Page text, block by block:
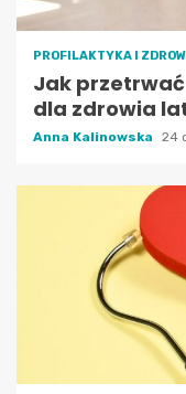
PROFILAKTYKA I
Jak przetrwać
dla zdrowia
Anna Kalinowska 24